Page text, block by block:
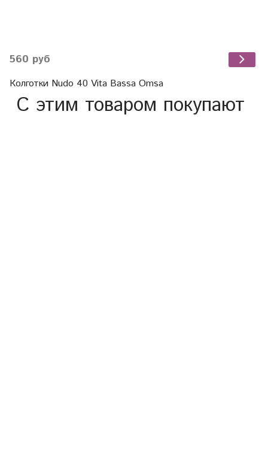
560 руб
Колготки Nudo 40 Vita Bassa Omsa
С этим товаром покупают